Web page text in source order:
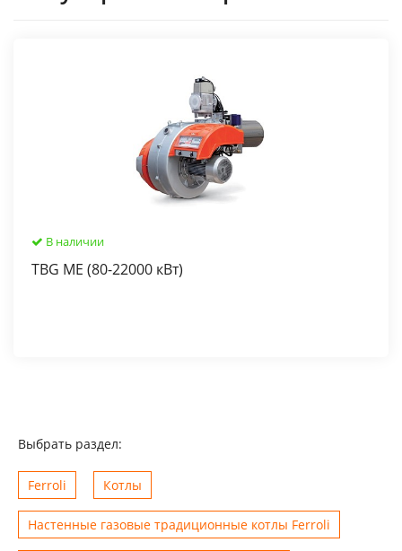
В наличии
TBG ME (80-22000 кВт)
Выбрать раздел:
Ferroli Котлы
Настенные газовые традиционные котлы Ferroli